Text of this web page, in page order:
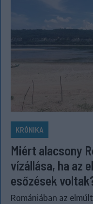
KRÓNIKA
Miért alacsony
vízállása, ha az
esőzések
Romániában az